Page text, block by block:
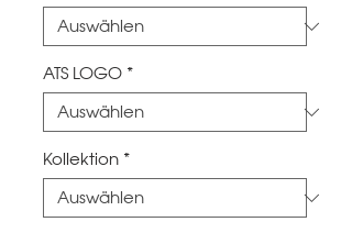
ATS LOGO *
Kollektion *